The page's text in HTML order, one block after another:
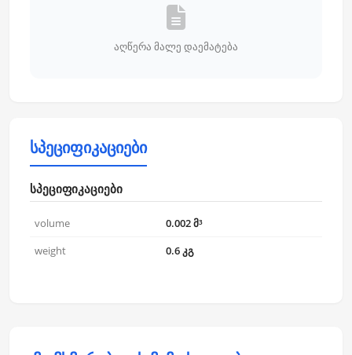
აღწერა მალე დაემატება
სპეციფიკაციები
სპეციფიკაციები
volume
0.002 მ³
weight
0.6 კგ